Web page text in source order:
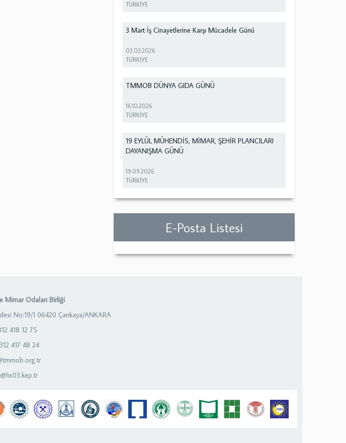
TÜRKİYE
3 Mart İş Cinayetlerine Karşı Mücadele Günü
03.03.2026
TÜRKİYE
TMMOB DÜNYA GIDA GÜNÜ
16.10.2026
TÜRKİYE
19 EYLÜL MÜHENDİS, MİMAR, ŞEHİR PLANCILARI
DAYANIŞMA GÜNÜ
19.09.2026
TÜRKİYE
E-Posta Listesi
Mimar Odaları Birliği
No:19/1 06420 Çankaya/ANKARA
418 12 75
417 48 24